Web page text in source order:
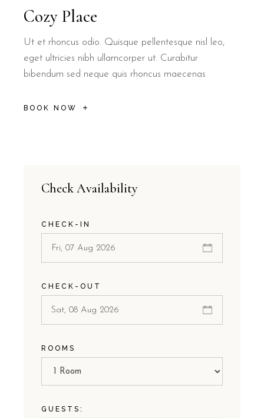
Cozy Place
Ut et rhoncus odio. Quisque pellentesque nisl leo,
eget ultricies nibh ullamcorper ut. Curabitur
bibendum sed neque quis rhoncus maecenas
BOOK NOW
Check Availability
CHECK-IN
CHECK-OUT
ROOMS
GUESTS: